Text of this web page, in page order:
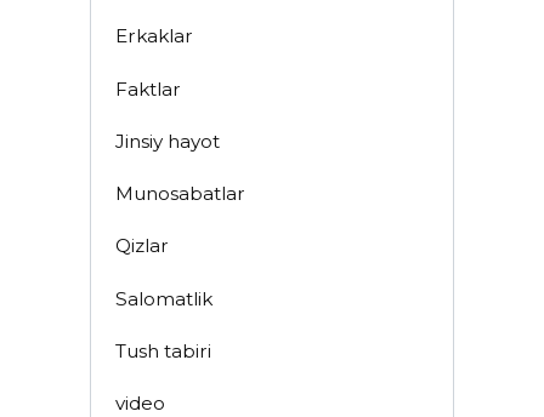
Erkaklar
Faktlar
Jinsiy hayot
Munosabatlar
Qizlar
Salomatlik
Tush tabiri
video